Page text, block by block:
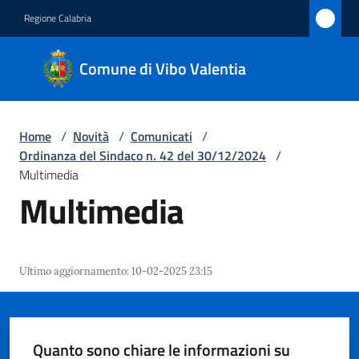
Regione Calabria
Comune di Vibo Valentia
Comune
di Vibo
Valentia
Amministrazione
Novità
Vibo
Valentia
Home / Novità / Comunicati /
Ordinanza del Sindaco n. 42 del 30/12/2024 /
Multimedia
Multimedia
Ultimo aggiornamento:10-02-2025 23:15
Quanto sono chiare le informazioni su